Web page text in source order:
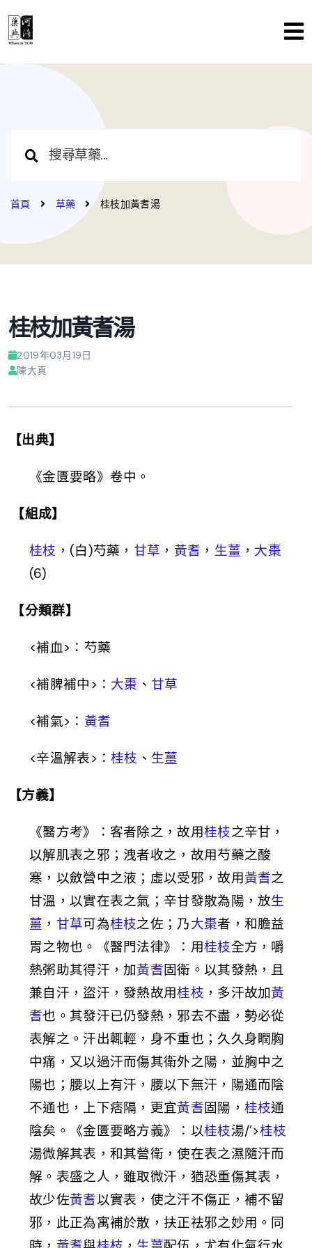
首頁 草藥 桂枝加黃耆湯
桂枝加黃耆湯
2019年03月19日
陳大真
【出典】
《金匱要略》卷中。
【組成】
桂枝 ，(白)芍藥， 甘草 ， 黃耆 ， 生薑 ， 大棗
(6)
【分類群】
<補血> ：芍藥
<補脾補中 > ： 大棗 、甘草
<補氣> ： 黃耆
<辛溫解表> ：桂枝 、 生薑
【方義】
《醫方考》：客者除之，故用桂枝之辛甘，
以解肌表之邪；洩者收之，故用芍藥之酸
寒，以斂營中之液；虛以受邪，故用黃耆之
甘溫，以實在表之氣；辛甘發散為陽，放生
薑 ， 甘草可為桂枝之佐；乃大棗者，和膽益
胃之物也。《醫門法律》：用桂枝全方，嚼
熱粥助其得汗，加黃耆固衛。以其發熱，且
兼自汗，盜汗，發熱故用桂枝 ，多汗故加黃
耆也。其發汗已仍發熱，邪去不盡，勢必從
表解之。汗出輒輕，身不重也；久久身瞤胸
中痛，又以過汗而傷其衛外之陽，並胸中之
陽也；腰以上有汗，腰以下無汗，陽通而陰
不通也，上下痞隔，更宜黃耆固陽， 桂枝通
陰矣。《金匱要略方義》：以桂枝湯/’>桂枝
湯微解其表，和其營衛，使在表之濕隨汗而
解。表盛之人，雖取微汗，猶恐重傷其表，
故少佐黃耆以實表，使之汗不傷正，補不留
邪，此正為寓補於散，扶正祛邪之妙用。同